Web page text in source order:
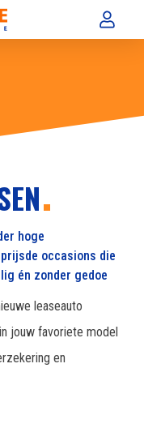
hoge
occasions die
én zonder gedoe
leaseauto
jouw favoriete model
en